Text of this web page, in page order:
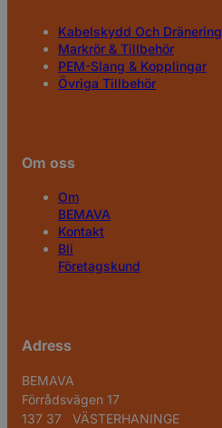
Kabelskydd Och Dränering
Markrör & Tillbehör
PEM-Slang & Kopplingar
Övriga Tillbehör
Om oss
Om
BEMAVA
Kontakt
Bli
Företagskund
Adress
BEMAVA
Förrådsvägen 17
137 37 VÄSTERHANINGE